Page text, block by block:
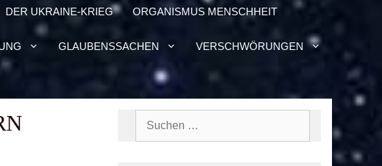
DER UKRAI­­NE-KRIEG ORGA­NIS­MUS MENSCH­HEIT
GLAU­BENS­SA­CHEN VER­SCHWÖ­RUN­GEN